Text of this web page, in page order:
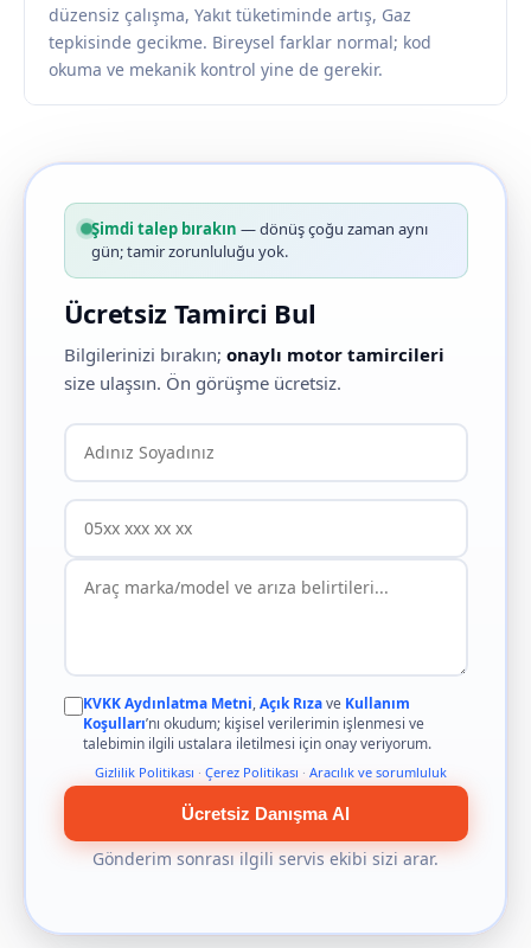
düzensiz çalışma, Yakıt tüketiminde artış, Gaz
tepkisinde gecikme. Bireysel farklar normal; kod
okuma ve mekanik kontrol yine de gerekir.
Şimdi talep bırakın — dönüş çoğu zaman aynı
gün; tamir zorunluluğu yok.
Ücretsiz Tamirci Bul
Bilgilerinizi bırakın; onaylı motor tamircileri
size ulaşsın. Ön görüşme ücretsiz.
KVKK Aydınlatma Metni,Açık Rızave Kullanım
Koşulları’nı okudum; kişisel verilerimin işlenmesi ve
talebimin ilgili ustalara iletilmesi için onay veriyorum.
Gizlilik Politikası · Çerez Politikası · Aracılık ve sorumluluk
Ücretsiz Danışma Al
Gönderim sonrası ilgili servis ekibi sizi arar.